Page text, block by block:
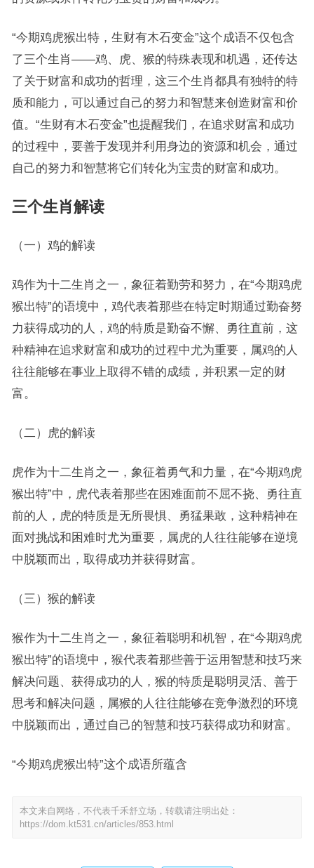
“今期鸡虎猴出特，生财有木石变金”这个成语不仅包含
了三个生肖——鸡、虎、猴的特殊表现和机遇，还传达
了关于财富和成功的哲理，这三个生肖都具有独特的特
质和能力，可以通过自己的努力和智慧来创造财富和价
值。“生财有木石变金”也提醒我们，在追求财富和成功
的过程中，要善于发现并利用身边的资源和机会，通过
自己的努力和智慧将它们转化为宝贵的财富和成功。
三个生肖解读
（一）鸡的解读
鸡作为十二生肖之一，象征着勤劳和努力，在“今期鸡虎
猴出特”的语境中，鸡代表着那些在特定时期通过勤奋努
力获得成功的人，鸡的特质是勤奋不懈、勇往直前，这
种精神在追求财富和成功的过程中尤为重要，属鸡的人
往往能够在事业上取得不错的成绩，并积累一定的财
富。
（二）虎的解读
虎作为十二生肖之一，象征着勇气和力量，在“今期鸡虎
猴出特”中，虎代表着那些在困难面前不屈不挠、勇往直
前的人，虎的特质是无所畏惧、勇猛果敢，这种精神在
面对挑战和困难时尤为重要，属虎的人往往能够在逆境
中脱颖而出，取得成功并获得财富。
（三）猴的解读
猴作为十二生肖之一，象征着聪明和机智，在“今期鸡虎
猴出特”的语境中，猴代表着那些善于运用智慧和技巧来
解决问题、获得成功的人，猴的特质是聪明灵活、善于
思考和解决问题，属猴的人往往能够在竞争激烈的环境
中脱颖而出，通过自己的智慧和技巧获得成功和财富。
“今期鸡虎猴出特”这个成语所蕴含
本文来自网络，不代表千禾舒立场，转载请注明出处：
https://dom.kt531.cn/articles/853.html